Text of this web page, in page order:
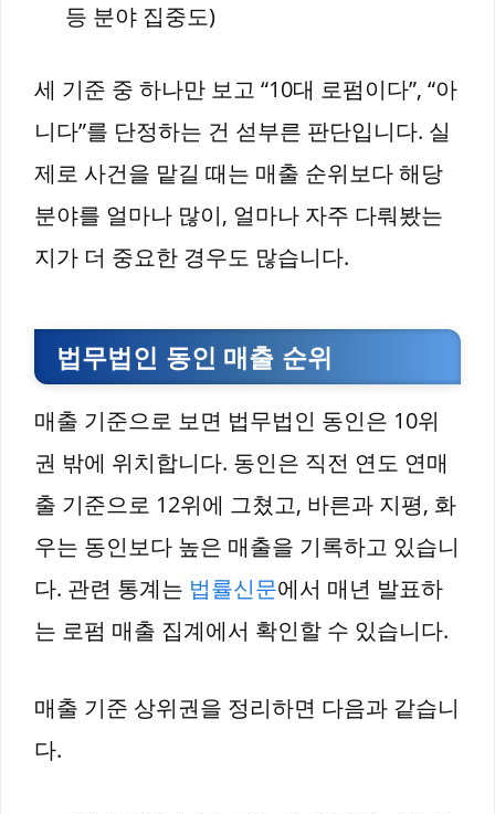
등 분야 집중도)
세 기준 중 하나만 보고 “10대 로펌이다”, “아
니다”를 단정하는 건 섣부른 판단입니다. 실
제로 사건을 맡길 때는 매출 순위보다 해당
분야를 얼마나 많이, 얼마나 자주 다뤄봤는
지가 더 중요한 경우도 많습니다.
법무법인 동인 매출 순위
매출 기준으로 보면 법무법인 동인은 10위
권 밖에 위치합니다. 동인은 직전 연도 연매
출 기준으로 12위에 그쳤고, 바른과 지평, 화
우는 동인보다 높은 매출을 기록하고 있습니
다. 관련 통계는 법률신문에서 매년 발표하
는 로펌 매출 집계에서 확인할 수 있습니다.
매출 기준 상위권을 정리하면 다음과 같습니
다.